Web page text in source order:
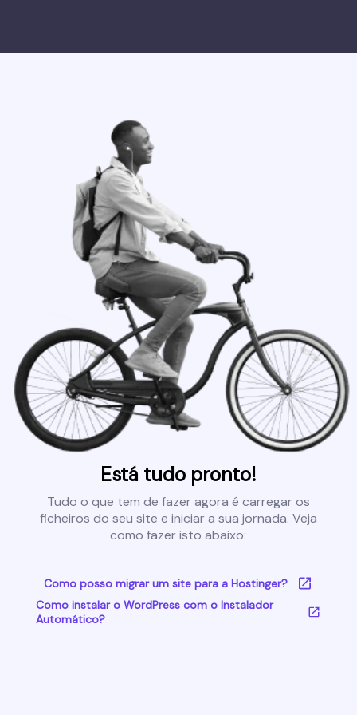
Está tudo pronto!
Tudo o que tem de fazer agora é carregar os
ficheiros do seu site e iniciar a sua jornada. Veja
como fazer isto abaixo:
Como posso migrar um site para a Hostinger?
Como instalar o WordPress com o Instalador
Automático?